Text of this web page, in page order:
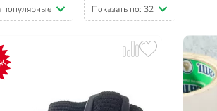
популярные Показать по: 32